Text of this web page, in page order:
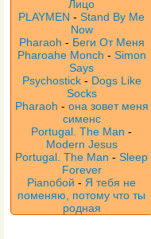
Лицо
PLAYMEN -Stand By Me
Now
Pharaoh - Беги От Меня
Pharoahe Monch - Simon
Says
Psychostick - Dogs Like
Socks
Pharaoh - она зовет меня
сименс
Portugal. The Man -
Modern Jesus
Portugal. The Man -Sleep
Forever
Pianoбой - Я тебя не
поменяю, потому что ты
родная